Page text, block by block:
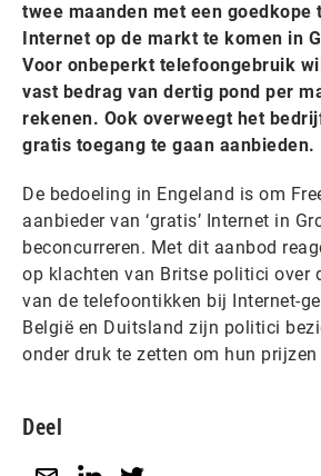
twee maanden met een goedkope
Internet op de markt te komen in
Voor onbeperkt telefoongebruik
vast bedrag van dertig pond per
rekenen. Ook overweegt het
gratis toegang te gaan aanbieden.
De bedoeling in Engeland is om
aanbieder van ‘gratis’ Internet in
beconcurreren. Met dit aanbod
op klachten van Britse politici over
van de telefoontikken bij Internet-
België en Duitsland zijn politici
onder druk te zetten om hun prijzen
Deel